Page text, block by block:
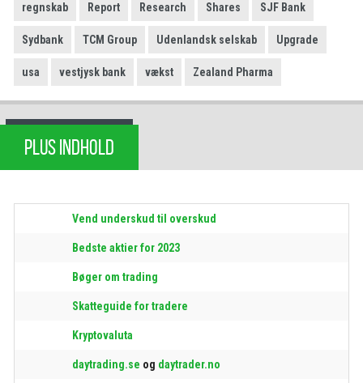
regnskab Report Research Shares SJF Bank
Sydbank TCM Group Udenlandsk selskab Upgrade
usa vestjysk bank vækst Zealand Pharma
PLUS INDHOLD
Vend underskud til overskud
Bedste aktier for 2023
Bøger om trading
Skatteguide for tradere
Kryptovaluta
daytrading.se og daytrader.no